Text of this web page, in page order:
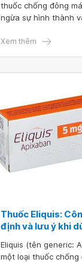
thuốc chống đông
ngừa sự hình thành
tránh nguy cơ đau
hiểu về các loại
máu và lợi ích - nguy
dụng thuốc.
Xem thêm
Thuốc Eliquis:
định và lưu ý khi
Eliquis (tên generic:
một loại thuốc chống